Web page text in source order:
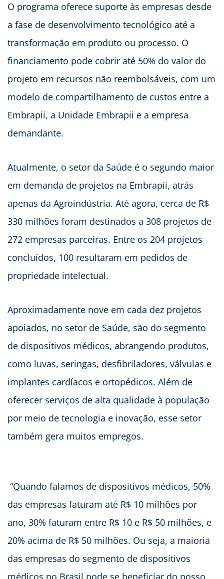
O programa oferece suporte às empresas desde
a fase de desenvolvimento tecnológico até a
transformação em produto ou processo. O
financiamento pode cobrir até 50% do valor do
projeto em recursos não reembolsáveis, com um
modelo de compartilhamento de custos entre a
Embrapii, a Unidade Embrapii e a empresa
demandante.
Atualmente, o setor da Saúde é o segundo maior
em demanda de projetos na Embrapii, atrás
apenas da Agroindústria. Até agora, cerca de R$
330 milhões foram destinados a 308 projetos de
272 empresas parceiras. Entre os 204 projetos
concluídos, 100 resultaram em pedidos de
propriedade intelectual.
Aproximadamente nove em cada dez projetos
apoiados, no setor de Saúde, são do segmento
de dispositivos médicos, abrangendo produtos,
como luvas, seringas, desfibriladores, válvulas e
implantes cardíacos e ortopédicos. Além de
oferecer serviços de alta qualidade à população
por meio de tecnologia e inovação, esse setor
também gera muitos empregos.
“Quando falamos de dispositivos médicos, 50%
das empresas faturam até R$ 10 milhões por
ano, 30% faturam entre R$ 10 e R$ 50 milhões, e
20% acima de R$ 50 milhões. Ou seja, a maioria
das empresas do segmento de dispositivos
médicos no Brasil pode se beneficiar do nosso